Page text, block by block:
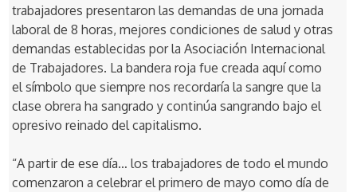
trabajadores presentaron las demandas de una jornada
laboral de 8 horas, mejores condiciones de salud y otras
demandas establecidas por la Asociación Internacional
de Trabajadores. La bandera roja fue creada aquí como
el símbolo que siempre nos recordaría la sangre que la
clase obrera ha sangrado y continúa sangrando bajo el
opresivo reinado del capitalismo.
“A partir de ese día… los trabajadores de todo el mundo
comenzaron a celebrar el primero de mayo como día de